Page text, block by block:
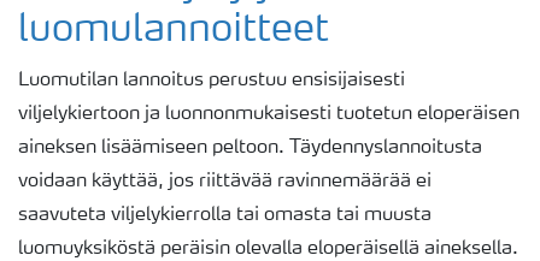
luomulannoitteet
Luomutilan lannoitus perustuu ensisijaisesti
viljelykiertoon ja luonnonmukaisesti tuotetun eloperäisen
aineksen lisäämiseen peltoon. Täydennyslannoitusta
voidaan käyttää, jos riittävää ravinnemäärää ei
saavuteta viljelykierrolla tai omasta tai muusta
luomuyksiköstä peräisin olevalla eloperäisellä aineksella.